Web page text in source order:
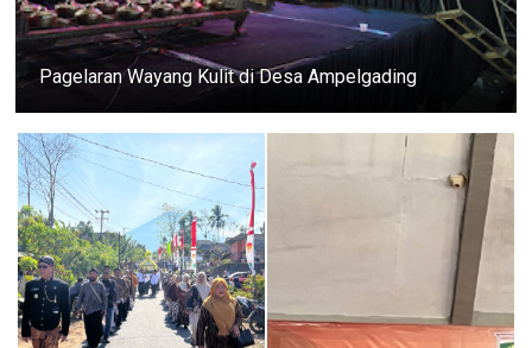
Pagelaran Wayang Kulit di Desa Ampelgading